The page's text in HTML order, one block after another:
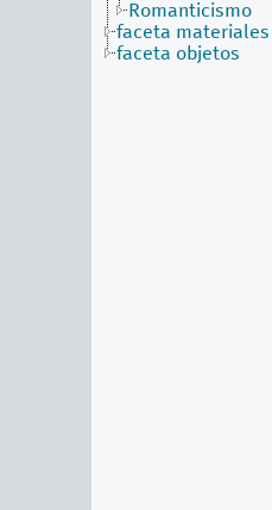
Romanticismo
faceta materiales
faceta objetos